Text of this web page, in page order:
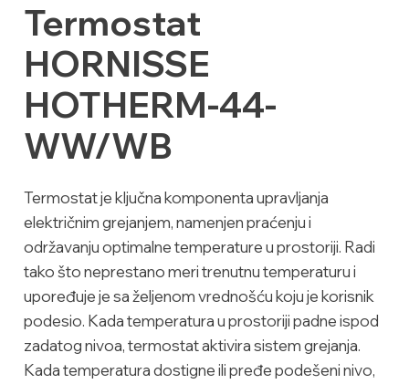
Termostat
HORNISSE
HOTHERM-44-
WW/WB
Termostat je ključna komponenta upravljanja
električnim grejanjem, namenjen praćenju i
održavanju optimalne temperature u prostoriji. Radi
tako što neprestano meri trenutnu temperaturu i
upoređuje je sa željenom vrednošću koju je korisnik
podesio. Kada temperatura u prostoriji padne ispod
zadatog nivoa, termostat aktivira sistem grejanja.
Kada temperatura dostigne ili pređe podešeni nivo,